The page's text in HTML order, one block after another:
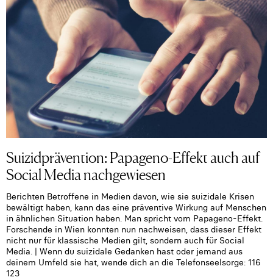
Suizidprävention: Papageno-Effekt auch auf
Social Media nachgewiesen
Berichten Betroffene in Medien davon, wie sie suizidale Krisen
bewältigt haben, kann das eine präventive Wirkung auf Menschen
in ähnlichen Situation haben. Man spricht vom Papageno-Effekt.
Forschende in Wien konnten nun nachweisen, dass dieser Effekt
nicht nur für klassische Medien gilt, sondern auch für Social
Media. | Wenn du suizidale Gedanken hast oder jemand aus
deinem Umfeld sie hat, wende dich an die Telefonseelsorge: 116
123